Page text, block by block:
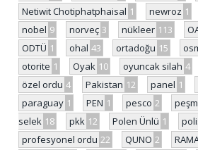
Netiwit Chotiphatphaisal 1 newroz 1
nobel 9 norveç 3 nükleer 113
ODTÜ 1 ohal 43 ortadoğu 15
otorite 1 Oyak 10 oyuncak silah 4
özel ordu 4 Pakistan 12 panel 1
paraguay 1 PEN 1 pesco 2
selek 18 pkk 12 Polen Ünlü 1
profesyonel ordu 22 QUNO 2